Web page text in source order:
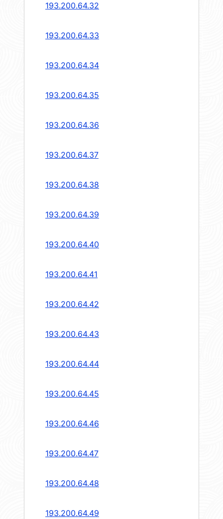
193.200.64.32
193.200.64.33
193.200.64.34
193.200.64.35
193.200.64.36
193.200.64.37
193.200.64.38
193.200.64.39
193.200.64.40
193.200.64.41
193.200.64.42
193.200.64.43
193.200.64.44
193.200.64.45
193.200.64.46
193.200.64.47
193.200.64.48
193.200.64.49